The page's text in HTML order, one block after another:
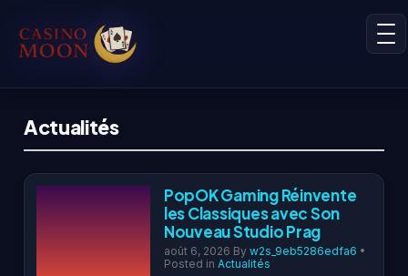
Actualités
PopOK Gaming Réinvente
les Classiques avec Son
Nouveau Studio Prag
août 6, 2026 By w2s_9eb5286edfa6 •
Posted in Actualités